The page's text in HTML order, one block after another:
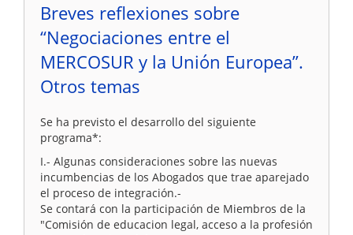
Breves reflexiones sobre
“Negociaciones entre el
MERCOSUR y la Unión Europea”.
Otros temas
Se ha previsto el desarrollo del siguiente
programa*:
I.- Algunas consideraciones sobre las nuevas
incumbencias de los Abogados que trae aparejado
el proceso de integración.-
Se contará con la participación de Miembros de la
"Comisión de educacion legal, acceso a la profesión